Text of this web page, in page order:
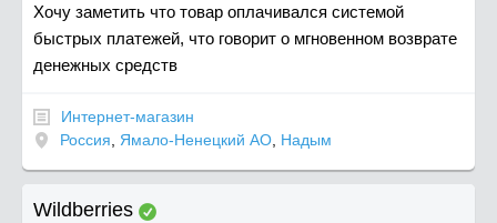
Хочу заметить что товар оплачивался системой
быстрых платежей, что говорит о мгновенном возврате
денежных средств
Интернет-магазин
Россия
Ямало-Ненецкий АО Надым
Wildberries